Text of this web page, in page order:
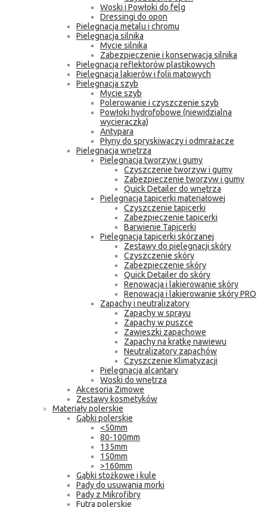
Woski i Powłoki do felg
Dressingi do opon
Pielęgnacja metalu i chromu
Pielęgnacja silnika
Mycie silnika
Zabezpieczenie i konserwacja silnika
Pielęgnacja reflektorów plastikowych
Pielęgnacja lakierów i folii matowych
Pielęgnacja szyb
Mycie szyb
Polerowanie i czyszczenie szyb
Powłoki hydrofobowe (niewidzialna
wycieraczka)
Antypara
Płyny do spryskiwaczy i odmrażacze
Pielęgnacja wnętrza
Pielęgnacja tworzyw i gumy
Czyszczenie tworzyw i gumy
Zabezpieczenie tworzyw i gumy
Quick Detailer do wnętrza
Pielęgnacja tapicerki materiałowej
Czyszczenie tapicerki
Zabezpieczenie tapicerki
Barwienie Tapicerki
Pielęgnacja tapicerki skórzanej
Zestawy do pielęgnacji skóry
Czyszczenie skóry
Zabezpieczenie skóry
Quick Detailer do skóry
Renowacja i lakierowanie skóry
Renowacja i lakierowanie skóry PRO
Zapachy i neutralizatory
Zapachy w sprayu
Zapachy w puszce
Zawieszki zapachowe
Zapachy na kratkę nawiewu
Neutralizatory zapachów
Czyszczenie Klimatyzacji
Pielęgnacja alcantary
Woski do wnętrza
Akcesoria Zimowe
Zestawy kosmetyków
Materiały polerskie
Gąbki polerskie
<50mm
80-100mm
135mm
150mm
>160mm
Gąbki stożkowe i kule
Pady do usuwania morki
Pady z Mikrofibry
Futra polerskie